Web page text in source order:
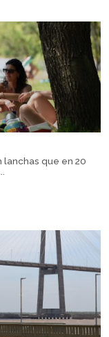
que en 20